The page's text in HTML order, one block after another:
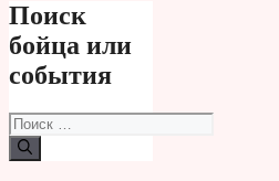
Поиск
бойца или
события
Поиск: